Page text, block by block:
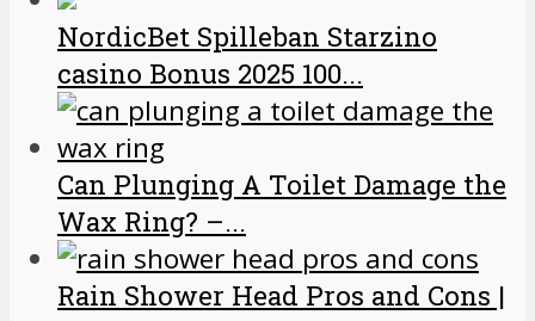
NordicBet Spilleban Starzino
casino Bonus 2025 100...
Can Plunging A Toilet Damage the
Wax Ring? –...
Rain Shower Head Pros and Cons |